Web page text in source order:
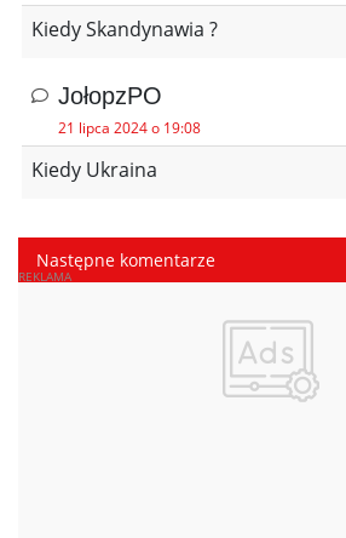
Kiedy Skandynawia ?
JołopzPO
21 lipca 2024 o 19:08
Kiedy Ukraina
Następne komentarze